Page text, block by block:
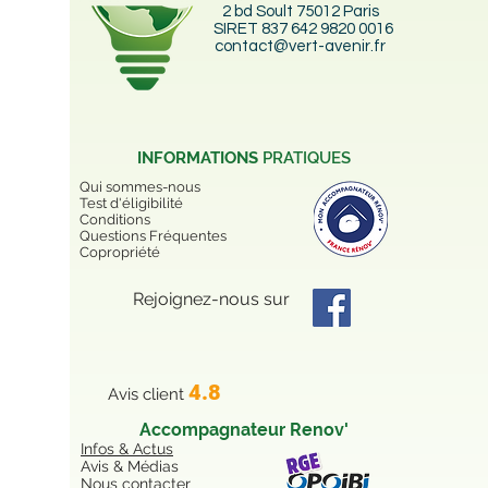
2 bd Soult 75012 Paris
SIRET 837 642 9820 0016
contact@vert-avenir.fr
INFORMATIONS PRATIQUES
Qui sommes-nous
Test d'éligibilité
Conditions
Questions Fréquentes
Copropriété
Rejoignez-nous sur
Avis client 4.8
Accompagnateur Renov'
Infos & Actus
Avis & Médias
Nous contacter